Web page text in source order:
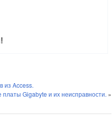
из Access.
платы Gigabyte и их неисправности. »